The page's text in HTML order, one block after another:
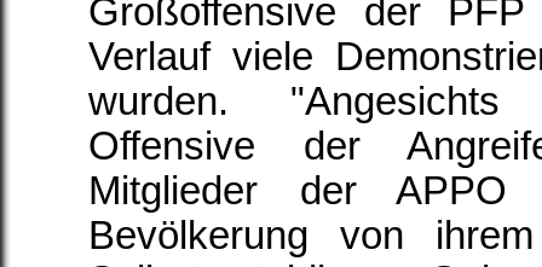
Großoffensive der
Verlauf viele
wurden.
Offensive der
Mitglieder der
Bevölkerung von